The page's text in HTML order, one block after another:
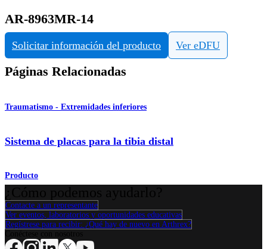
AR-8963MR-14
Solicitar información del producto Ver eDFU
Páginas Relacionadas
Traumatismo - Extremidades inferiores
Sistema de placas para la tibia distal
Producto
Contacte a un representante
Ver eventos, laboratorios y oportunidades educativas
Regístrese para recibir: ¿Qué hay de nuevo en Arthrex?